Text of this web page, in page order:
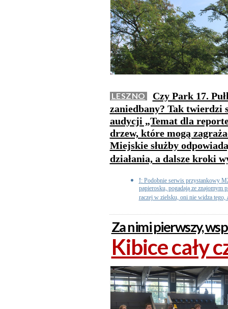
LESZNO
Czy Park 17.
zaniedbany? Tak twierdzi
audycji „Temat dla
drzew, które mogą
Miejskie służby
działania, a dalsze kroki
!: Podobnie serwis przystankowy
papierosku, pogadają ze znajomym
raczej w zielsku, oni nie widza tego,
Za nimi pierwszy,
Kibice cały